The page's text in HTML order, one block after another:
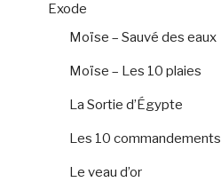
Exode
Moïse – Sauvé des eaux
Moïse – Les 10 plaies
La Sortie d’Égypte
Les 10 commandements
Le veau d’or